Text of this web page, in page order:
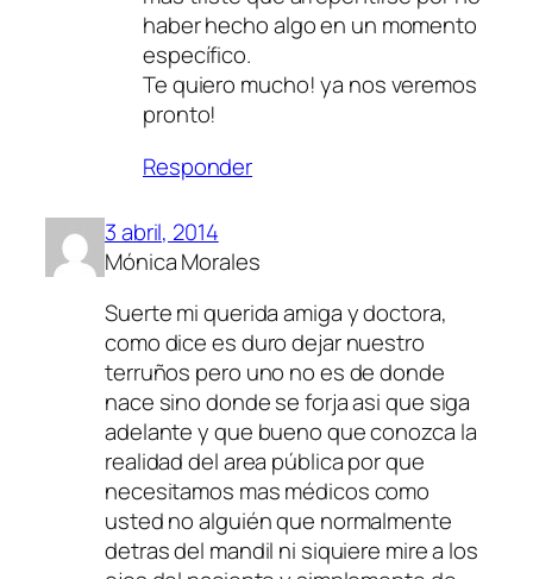
haber hecho algo en un momento
específico.
Te quiero mucho! ya nos veremos
pronto!
Responder
3 abril, 2014
Mónica Morales
Suerte mi querida amiga y doctora,
como dice es duro dejar nuestro
terruños pero uno no es de donde
nace sino donde se forja asi que siga
adelante y que bueno que conozca la
realidad del area pública por que
necesitamos mas médicos como
usted no alguién que normalmente
detras del mandil ni siquiere mire a los